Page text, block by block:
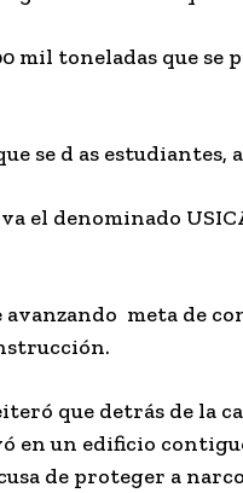
mil toneladas que
se d as estudiantes,
el denominado
avanzando meta de
que detrás de la
en un edificio
de proteger a